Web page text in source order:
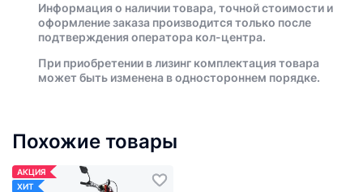
Информация о наличии товара, точной стоимости и
оформление заказа производится только после
подтверждения оператора кол-центра.
При приобретении в лизинг комплектация товара
может быть изменена в одностороннем порядке.
Похожие товары
АКЦИЯ
ХИТ